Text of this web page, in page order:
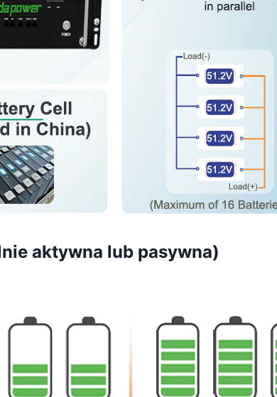
aktywna lub pasywna)